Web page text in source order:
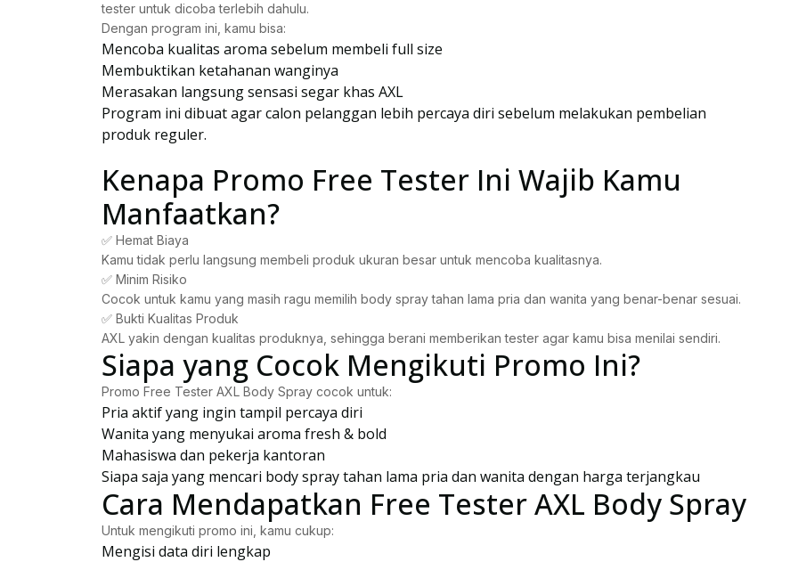
tester untuk dicoba terlebih dahulu.
Dengan program ini, kamu bisa:
Mencoba kualitas aroma sebelum membeli full size
Membuktikan ketahanan wanginya
Merasakan langsung sensasi segar khas AXL
Program ini dibuat agar calon pelanggan lebih percaya diri sebelum melakukan pembelian
produk reguler.
Kenapa Promo Free Tester Ini Wajib Kamu
Manfaatkan?
✅ Hemat Biaya
Kamu tidak perlu langsung membeli produk ukuran besar untuk mencoba kualitasnya.
✅ Minim Risiko
Cocok untuk kamu yang masih ragu memilih body spray tahan lama pria dan wanita yang benar-benar sesuai.
✅ Bukti Kualitas Produk
AXL yakin dengan kualitas produknya, sehingga berani memberikan tester agar kamu bisa menilai sendiri.
Siapa yang Cocok Mengikuti Promo Ini?
Promo Free Tester AXL Body Spray cocok untuk:
Pria aktif yang ingin tampil percaya diri
Wanita yang menyukai aroma fresh & bold
Mahasiswa dan pekerja kantoran
Siapa saja yang mencari body spray tahan lama pria dan wanita dengan harga terjangkau
Cara Mendapatkan Free Tester AXL Body Spray
Untuk mengikuti promo ini, kamu cukup:
Mengisi data diri lengkap